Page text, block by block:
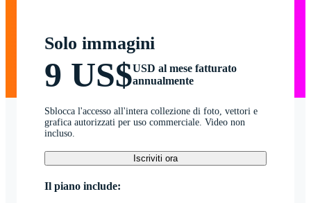
Solo immagini
9 US$USD al mese fatturato
annualmente
Sblocca l'accesso all'intera collezione di foto, vettori e
grafica autorizzati per uso commerciale. Video non
incluso.
Iscriviti ora
Il piano include: